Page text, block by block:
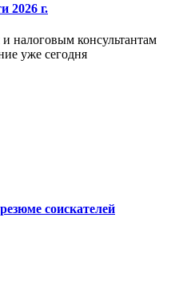
2026 г.
налоговым консультантам
уже сегодня
соискателей